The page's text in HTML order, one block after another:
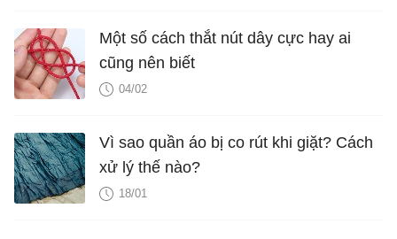
Một số cách thắt nút dây cực hay ai
cũng nên biết
04/02
Vì sao quần áo bị co rút khi giặt? Cách
xử lý thế nào?
18/01